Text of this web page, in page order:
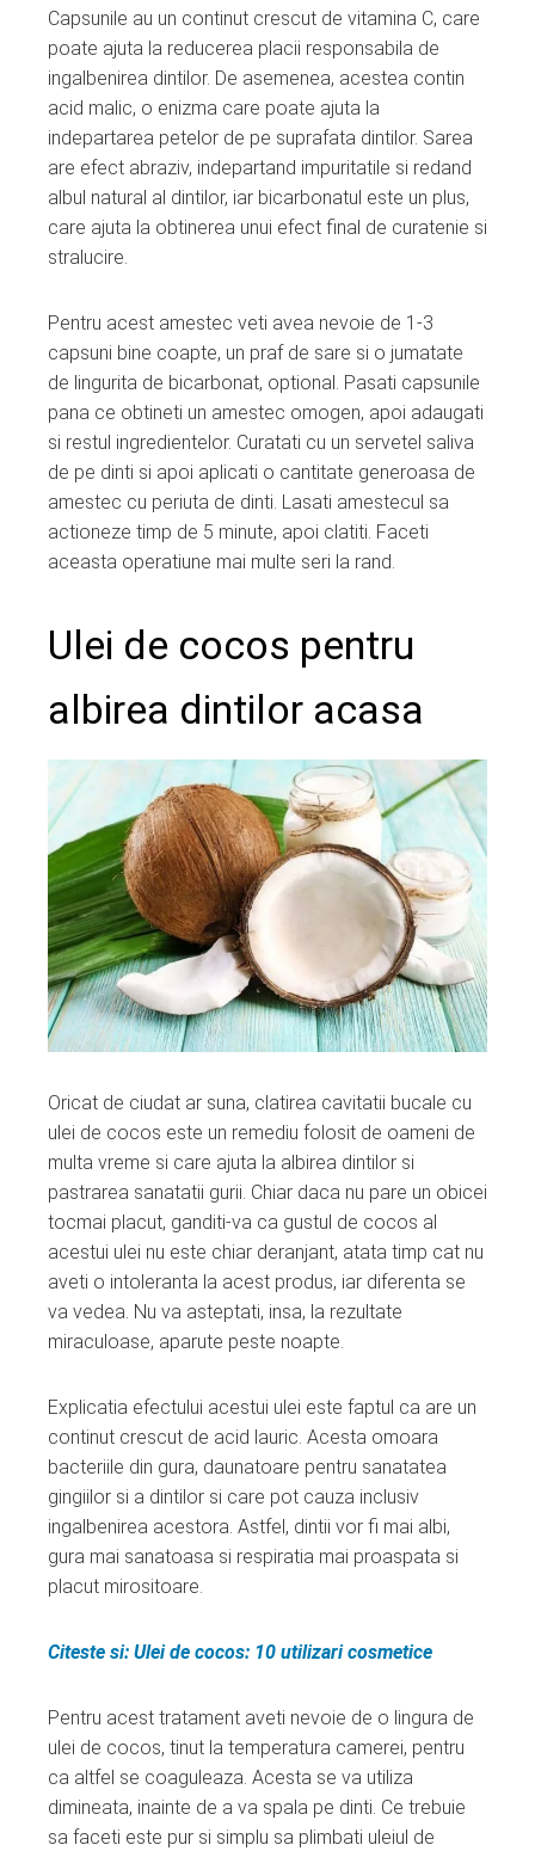
Capsunile au un continut crescut de vitamina C, care
poate ajuta la reducerea placii responsabila de
ingalbenirea dintilor. De asemenea, acestea contin
acid malic, o enizma care poate ajuta la
indepartarea petelor de pe suprafata dintilor. Sarea
are efect abraziv, indepartand impuritatile si redand
albul natural al dintilor, iar bicarbonatul este un plus,
care ajuta la obtinerea unui efect final de curatenie si
stralucire.
Pentru acest amestec veti avea nevoie de 1-3
capsuni bine coapte, un praf de sare si o jumatate
de lingurita de bicarbonat, optional. Pasati capsunile
pana ce obtineti un amestec omogen, apoi adaugati
si restul ingredientelor. Curatati cu un servetel saliva
de pe dinti si apoi aplicati o cantitate generoasa de
amestec cu periuta de dinti. Lasati amestecul sa
actioneze timp de 5 minute, apoi clatiti. Faceti
aceasta operatiune mai multe seri la rand.
Ulei de cocos pentru
albirea dintilor acasa
Oricat de ciudat ar suna, clatirea cavitatii bucale cu
ulei de cocos este un remediu folosit de oameni de
multa vreme si care ajuta la albirea dintilor si
pastrarea sanatatii gurii. Chiar daca nu pare un obicei
tocmai placut, ganditi-va ca gustul de cocos al
acestui ulei nu este chiar deranjant, atata timp cat nu
aveti o intoleranta la acest produs, iar diferenta se
va vedea. Nu va asteptati, insa, la rezultate
miraculoase, aparute peste noapte.
Explicatia efectului acestui ulei este faptul ca are un
continut crescut de acid lauric. Acesta omoara
bacteriile din gura, daunatoare pentru sanatatea
gingiilor si a dintilor si care pot cauza inclusiv
ingalbenirea acestora. Astfel, dintii vor fi mai albi,
gura mai sanatoasa si respiratia mai proaspata si
placut mirositoare.
Citeste si: Ulei de cocos: 10 utilizari cosmetice
Pentru acest tratament aveti nevoie de o lingura de
ulei de cocos, tinut la temperatura camerei, pentru
ca altfel se coaguleaza. Acesta se va utiliza
dimineata, inainte de a va spala pe dinti. Ce trebuie
sa faceti este pur si simplu sa plimbati uleiul de